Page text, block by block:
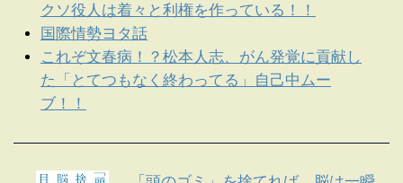
クソ役人は着々と利権を作っている！！
国際情勢ヨタ話
これぞ文春病！？松本人志、がん発覚に貢献し
た「とてつもなく終わってる」自己中ムー
ブ！！